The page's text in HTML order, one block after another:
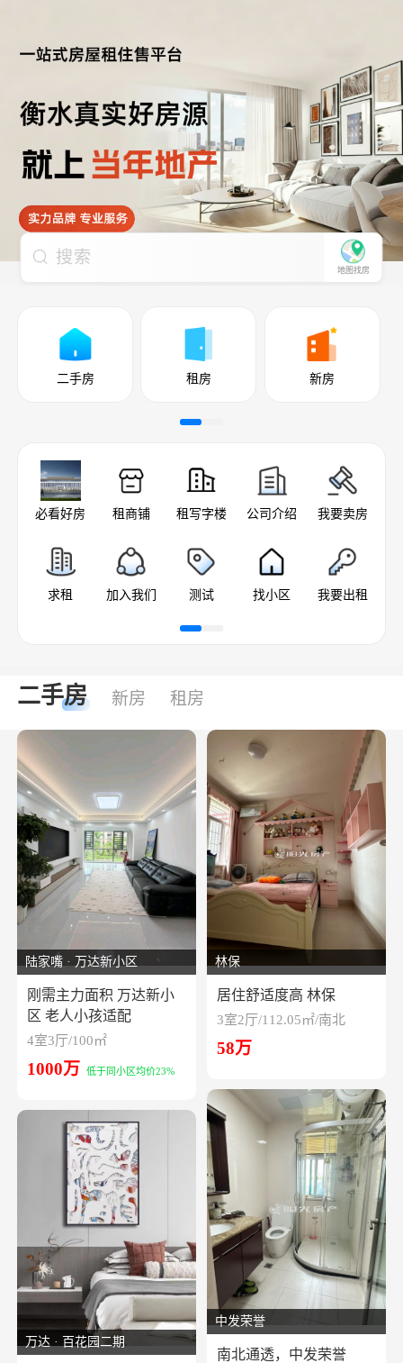
搜索
地图找房
二手房 租房 新房
必看好房 租商铺 租写字楼 公司介绍 我要卖房
求租 加入我们 测试 找小区 我要出租
二手房 新房 租房
陆家嘴 · 万达新小区
刚需主力面积 万达新小
区 老人小孩适配
4室3厅/100㎡
1000万 低于同小区均价23%
万达 · 百花园二期
林保
居住舒适度高 林保
3室2厅/112.05㎡/南北
58万
中发荣誉
南北通透，中发荣誉